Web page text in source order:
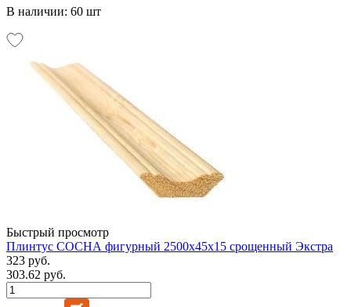
В наличии: 60 шт
Быстрый просмотр
Плинтус СОСНА фигурный 2500х45х15 срощенный Экстра
323 руб.
303.62 руб.